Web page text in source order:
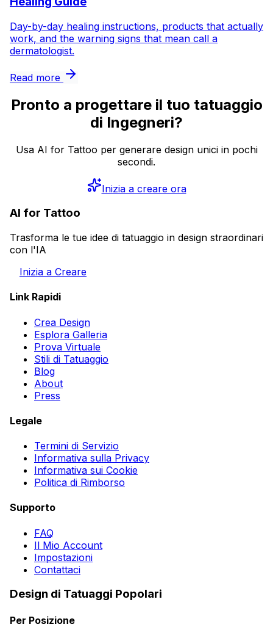
Day-by-day healing instructions, products that actually
work, and the warning signs that mean call a
dermatologist.
Read more
Pronto a progettare il tuo tatuaggio
di Ingegneri?
Usa AI for Tattoo per generare design unici in pochi
secondi.
Inizia a creare ora
AI for Tattoo
Trasforma le tue idee di tatuaggio in design straordinari
con l'IA
Inizia a Creare
Link Rapidi
Crea Design
Esplora Galleria
Prova Virtuale
Stili di Tatuaggio
Blog
About
Press
Legale
Termini di Servizio
Informativa sulla Privacy
Informativa sui Cookie
Politica di Rimborso
Supporto
FAQ
Il Mio Account
Impostazioni
Contattaci
Design di Tatuaggi Popolari
Per Posizione